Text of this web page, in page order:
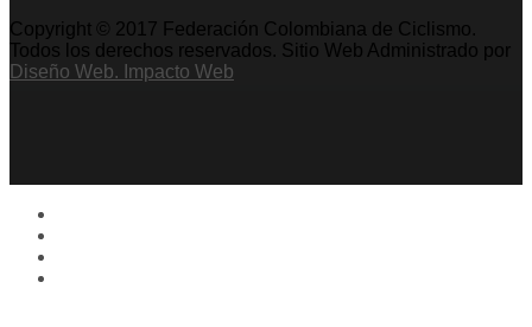
Copyright © 2017 Federación Colombiana de Ciclismo.
Todos los derechos reservados. Sitio Web Administrado por
Diseño Web. Impacto Web